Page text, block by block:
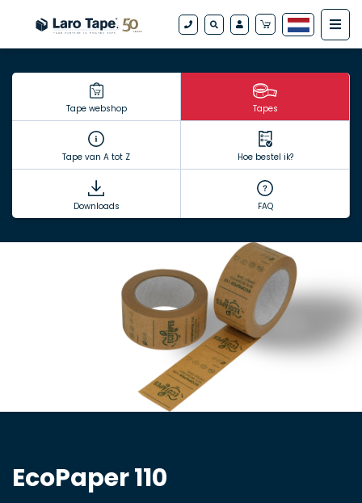
Tape webshop Tapes
Tape van A tot Z Hoe bestel ik?
Downloads FAQ
EcoPaper 110